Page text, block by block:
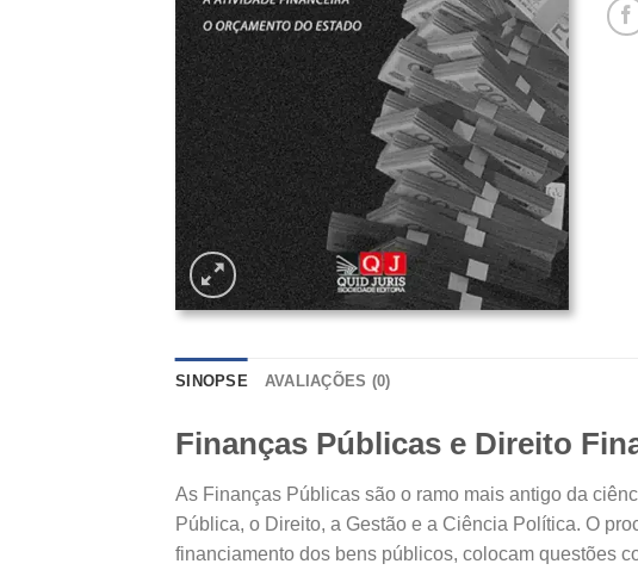
SINOPSE AVALIAÇÕES (0)
Finanças Públicas e Direito
As Finanças Públicas são o ramo mais antigo da
Pública, o Direito, a Gestão e a Ciência Política. O
financiamento dos bens públicos, colocam questões